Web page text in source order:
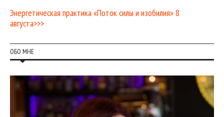
Энергетическая практика «Поток силы и изобилия» 8
августа>>>
ОБО МНЕ